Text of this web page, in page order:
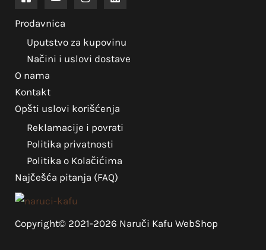
Prodavnica
Uputstvo za kupovinu
Načini i uslovi dostave
O nama
Kontakt
Opšti uslovi korišćenja
Reklamacije i povrati
Politika privatnosti
Politika o Kolačićima
Najčešća pitanja (FAQ)
Copyright© 2021-2026 Naruči Kafu WebShop